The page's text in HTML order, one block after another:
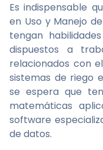
Es indispensable
en Uso y Manejo
tengan
dispuestos a
relacionados con
sistemas de riego
se espera que
matemáticas
software
de datos.